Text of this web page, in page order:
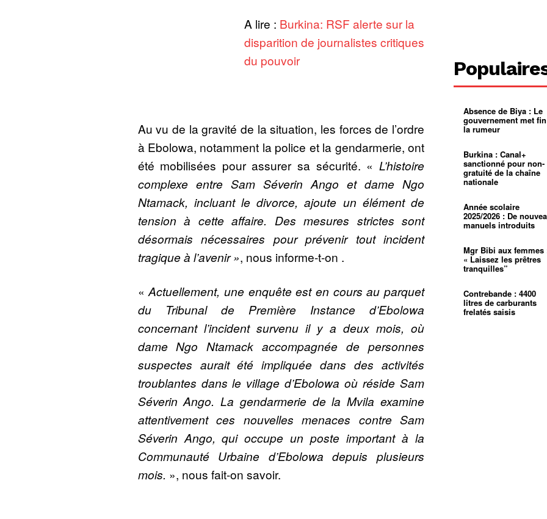
A lire : Burkina: RSF alerte sur la
disparition de journalistes critiques
du pouvoir
Au vu de la gravité de la situation, les forces de l’ordre
à Ebolowa, notamment la police et la gendarmerie, ont
été mobilisées pour assurer sa sécurité. «L’histoire
complexe entre Sam Séverin Ango et dame Ngo
Ntamack, incluant le divorce, ajoute un élément de
tension à cette affaire. Des mesures strictes sont
désormais nécessaires pour prévenir tout incident
tragique à l’avenir », nous informe-t-on .
«Actuellement, une enquête est en cours au parquet
du Tribunal de Première Instance d’Ebolowa
concernant l’incident survenu il y a deux mois, où
dame Ngo Ntamack accompagnée de personnes
suspectes aurait été impliquée dans des activités
troublantes dans le village d’Ebolowa où réside Sam
Séverin Ango. La gendarmerie de la Mvila examine
attentivement ces nouvelles menaces contre Sam
Séverin Ango, qui occupe un poste important à la
Communauté Urbaine d’Ebolowa depuis plusieurs
mois. », nous fait-on savoir.
grandes
pluies
Échec au
Le père
pasteur
L’État
d’or
Croyance
religieuse
Entre
bricolage
mentale
01:12
mettra-t-
au
Absence de Biya : Le
gouvernement met
la rumeur
Burkina : Canal+
sanctionné pour non-
gratuité de la chaîne
nationale
Année scolaire
2025/2026 : De
manuels introduits
Mgr Bibi aux femmes
« Laissez les prêtres
tranquilles”
Contrebande : 4400
litres de carburants
frelatés saisis